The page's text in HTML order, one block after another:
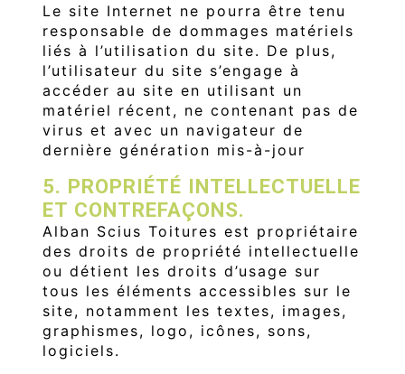
Le site Internet ne pourra être tenu
responsable de dommages matériels
liés à l’utilisation du site. De plus,
l’utilisateur du site s’engage à
accéder au site en utilisant un
matériel récent, ne contenant pas de
virus et avec un navigateur de
dernière génération mis-à-jour
5. PROPRIÉTÉ INTELLECTUELLE
ET CONTREFAÇONS.
Alban Scius Toitures est propriétaire
des droits de propriété intellectuelle
ou détient les droits d’usage sur
tous les éléments accessibles sur le
site, notamment les textes, images,
graphismes, logo, icônes, sons,
logiciels.